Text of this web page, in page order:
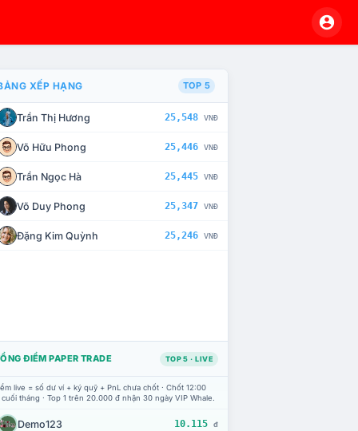
CHẾ TÀI XỬ LÝ VI PHẠM
XẾP HẠNG TOP 5
Trần Thị Hương 25,548 VNĐ
Võ Hữu Phong 25,446 VNĐ
Trần Ngọc Hà 25,445 VNĐ
Võ Duy Phong 25,347 VNĐ
Đặng Kim Quỳnh 25,246 VNĐ
ĐIỂM PAPER TRADE TOP 5 · LIVE
live = số dư ví + ký quỹ + PnL chưa chốt · Chốt 12:00
tháng · Top 1 trên 20.000 đ nhận 30 ngày VIP Whale.
Demo123 10.115 đ